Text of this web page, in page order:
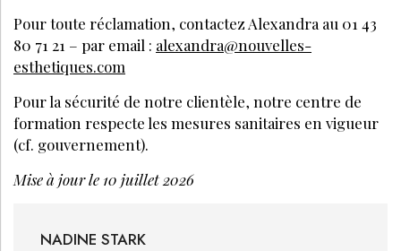
Pour toute réclamation, contactez Alexandra au 01 43
80 71 21 – par email : alexandra@nouvelles-
esthetiques.com
Pour la sécurité de notre clientèle, notre centre de
formation respecte les mesures sanitaires en vigueur
(cf. gouvernement).
Mise à jour le 10 juillet 2026
NADINE STARK